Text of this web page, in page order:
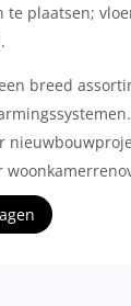
te plaatsen;
breed